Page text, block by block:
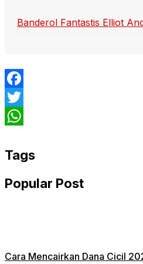
Banderol Fantastis Elliot
Facebook
Twitter
Tags
Popular Post
Cara Mencairkan Dana Cicil